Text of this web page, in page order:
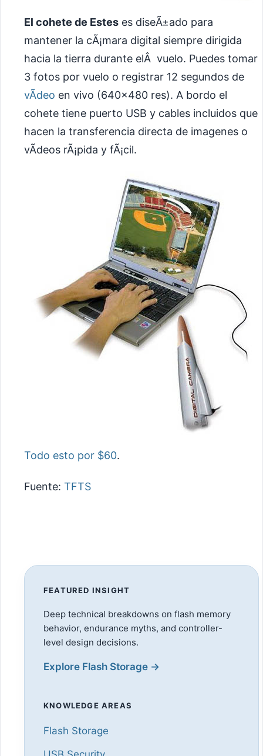
El cohete de Estes es diseÃ±ado para
mantener la cÃ¡mara digital siempre dirigida
hacia la tierra durante elÂ vuelo. Puedes tomar
3 fotos por vuelo o registrar 12 segundos de
vÃ­deo en vivo (640×480 res). A bordo el
cohete tiene puerto USB y cables incluidos que
hacen la transferencia directa de imagenes o
vÃ­deos rÃ¡pida y fÃ¡cil.
Todo esto por $60.
Fuente: TFTS
FEATURED INSIGHT
Deep technical breakdowns on flash memory
behavior, endurance myths, and controller-
level design decisions.
Explore Flash Storage →
KNOWLEDGE AREAS
Flash Storage